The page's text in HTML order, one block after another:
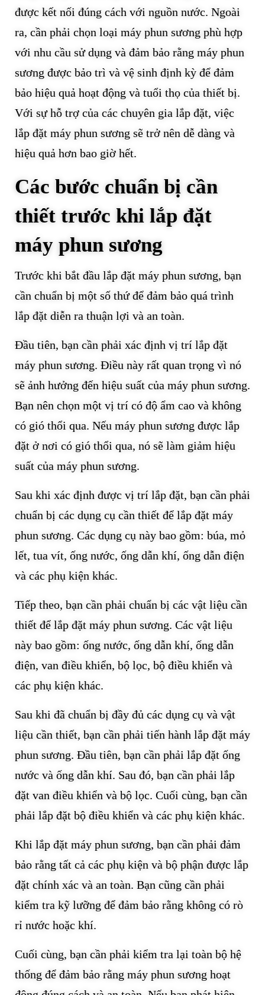
được kết nối đúng cách với nguồn nước. Ngoài
ra, cần phải chọn loại máy phun sương phù hợp
với nhu cầu sử dụng và đảm bảo rằng máy phun
sương được bảo trì và vệ sinh định kỳ để đảm
bảo hiệu quả hoạt động và tuổi thọ của thiết bị.
Với sự hỗ trợ của các chuyên gia lắp đặt, việc
lắp đặt máy phun sương sẽ trở nên dễ dàng và
hiệu quả hơn bao giờ hết.
Các bước chuẩn bị cần
thiết trước khi lắp đặt
máy phun sương
Trước khi bắt đầu lắp đặt máy phun sương, bạn
cần chuẩn bị một số thứ để đảm bảo quá trình
lắp đặt diễn ra thuận lợi và an toàn.
Đầu tiên, bạn cần phải xác định vị trí lắp đặt
máy phun sương. Điều này rất quan trọng vì nó
sẽ ảnh hưởng đến hiệu suất của máy phun sương.
Bạn nên chọn một vị trí có độ ẩm cao và không
có gió thổi qua. Nếu máy phun sương được lắp
đặt ở nơi có gió thổi qua, nó sẽ làm giảm hiệu
suất của máy phun sương.
Sau khi xác định được vị trí lắp đặt, bạn cần phải
chuẩn bị các dụng cụ cần thiết để lắp đặt máy
phun sương. Các dụng cụ này bao gồm: búa, mỏ
lết, tua vít, ống nước, ống dẫn khí, ống dẫn điện
và các phụ kiện khác.
Tiếp theo, bạn cần phải chuẩn bị các vật liệu cần
thiết để lắp đặt máy phun sương. Các vật liệu
này bao gồm: ống nước, ống dẫn khí, ống dẫn
điện, van điều khiển, bộ lọc, bộ điều khiển và
các phụ kiện khác.
Sau khi đã chuẩn bị đầy đủ các dụng cụ và vật
liệu cần thiết, bạn cần phải tiến hành lắp đặt máy
phun sương. Đầu tiên, bạn cần phải lắp đặt ống
nước và ống dẫn khí. Sau đó, bạn cần phải lắp
đặt van điều khiển và bộ lọc. Cuối cùng, bạn cần
phải lắp đặt bộ điều khiển và các phụ kiện khác.
Khi lắp đặt máy phun sương, bạn cần phải đảm
bảo rằng tất cả các phụ kiện và bộ phận được lắp
đặt chính xác và an toàn. Bạn cũng cần phải
kiểm tra kỹ lưỡng để đảm bảo rằng không có rò
rỉ nước hoặc khí.
Cuối cùng, bạn cần phải kiểm tra lại toàn bộ hệ
thống để đảm bảo rằng máy phun sương hoạt